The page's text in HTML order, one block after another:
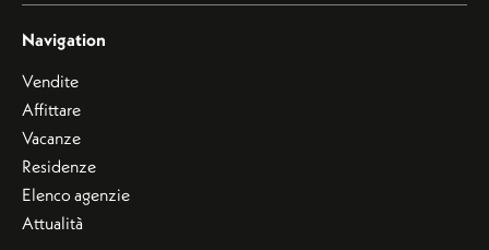
Navigation
Vendite
Affittare
Vacanze
Residenze
Elenco agenzie
Attualità